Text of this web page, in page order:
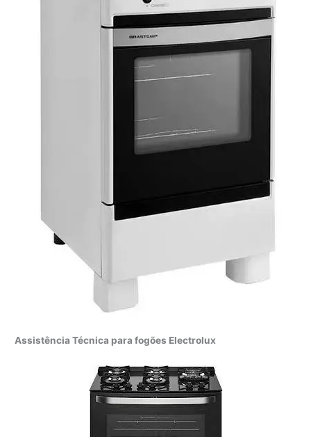
Assistência Técnica para fogões Electrolux